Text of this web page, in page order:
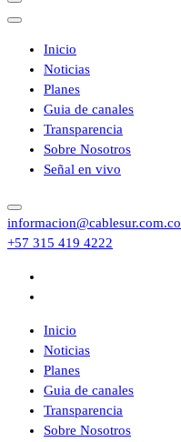
Inicio
Noticias
Planes
Guia de canales
Transparencia
Sobre Nosotros
Señal en vivo
informacion@cablesur.com.co
+57 315 419 4222
Inicio
Noticias
Planes
Guia de canales
Transparencia
Sobre Nosotros